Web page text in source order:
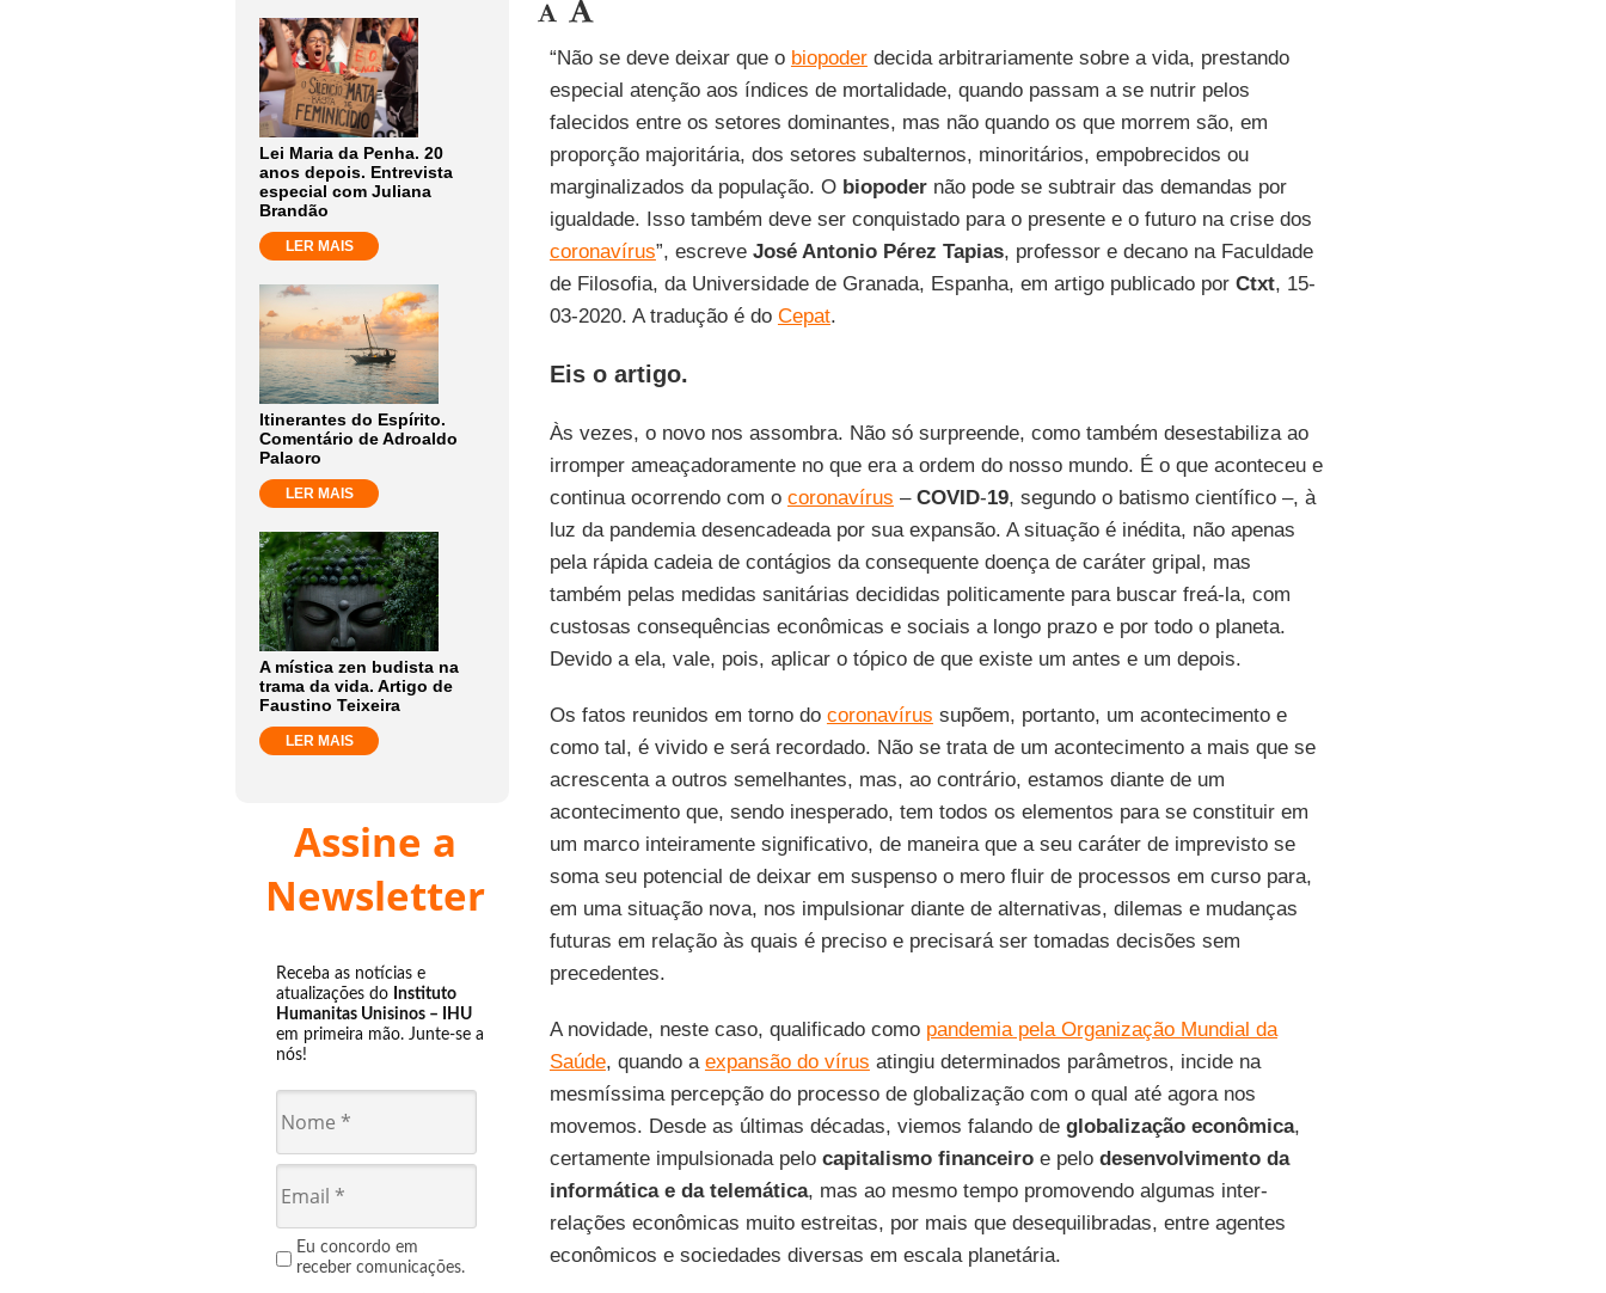
Lei Maria da Penha. 20
anos depois. Entrevista
especial com Juliana
Brandão
LER MAIS
Itinerantes do Espírito.
Comentário de Adroaldo
Palaoro
LER MAIS
A mística zen budista na
trama da vida. Artigo de
Faustino Teixeira
LER MAIS
Assine a
Newsletter
Receba as notícias e
atualizações do Instituto
Humanitas Unisinos – IHU
em primeira mão. Junte-se a
nós!
Eu concordo em
receber comunicações.
“Não se deve deixar que o biopoder decida arbitrariamente sobre a vida, prestando
especial atenção aos índices de mortalidade, quando passam a se nutrir pelos
falecidos entre os setores dominantes, mas não quando os que morrem são, em
proporção majoritária, dos setores subalternos, minoritários, empobrecidos ou
marginalizados da população. O biopodernão pode se subtrair das demandas por
igualdade. Isso também deve ser conquistado para o presente e o futuro na crise dos
coronavírus”, escreve José Antonio Pérez Tapias, professor e decano na Faculdade
de Filosofia, da Universidade de Granada, Espanha, em artigo publicado por Ctxt, 15-
03-2020. A tradução é do Cepat.
Eis o artigo.
Às vezes, o novo nos assombra. Não só surpreende, como também desestabiliza ao
irromper ameaçadoramente no que era a ordem do nosso mundo. É o que aconteceu e
continua ocorrendo com o coronavírus – COVID-19, segundo o batismo científico –, à
luz da pandemia desencadeada por sua expansão. A situação é inédita, não apenas
pela rápida cadeia de contágios da consequente doença de caráter gripal, mas
também pelas medidas sanitárias decididas politicamente para buscar freá-la, com
custosas consequências econômicas e sociais a longo prazo e por todo o planeta.
Devido a ela, vale, pois, aplicar o tópico de que existe um antes e um depois.
Os fatos reunidos em torno do coronavírus supõem, portanto, um acontecimento e
como tal, é vivido e será recordado. Não se trata de um acontecimento a mais que se
acrescenta a outros semelhantes, mas, ao contrário, estamos diante de um
acontecimento que, sendo inesperado, tem todos os elementos para se constituir em
um marco inteiramente significativo, de maneira que a seu caráter de imprevisto se
soma seu potencial de deixar em suspenso o mero fluir de processos em curso para,
em uma situação nova, nos impulsionar diante de alternativas, dilemas e mudanças
futuras em relação às quais é preciso e precisará ser tomadas decisões sem
precedentes.
A novidade, neste caso, qualificado como pandemia pela Organização Mundial da
Saúde, quando a expansão do vírus atingiu determinados parâmetros, incide na
mesmíssima percepção do processo de globalização com o qual até agora nos
movemos. Desde as últimas décadas, viemos falando de globalização econômica,
certamente impulsionada pelo capitalismo financeiroe pelo desenvolvimento da
informática e da telemática, mas ao mesmo tempo promovendo algumas inter-
relações econômicas muito estreitas, por mais que desequilibradas, entre agentes
econômicos e sociedades diversas em escala planetária.